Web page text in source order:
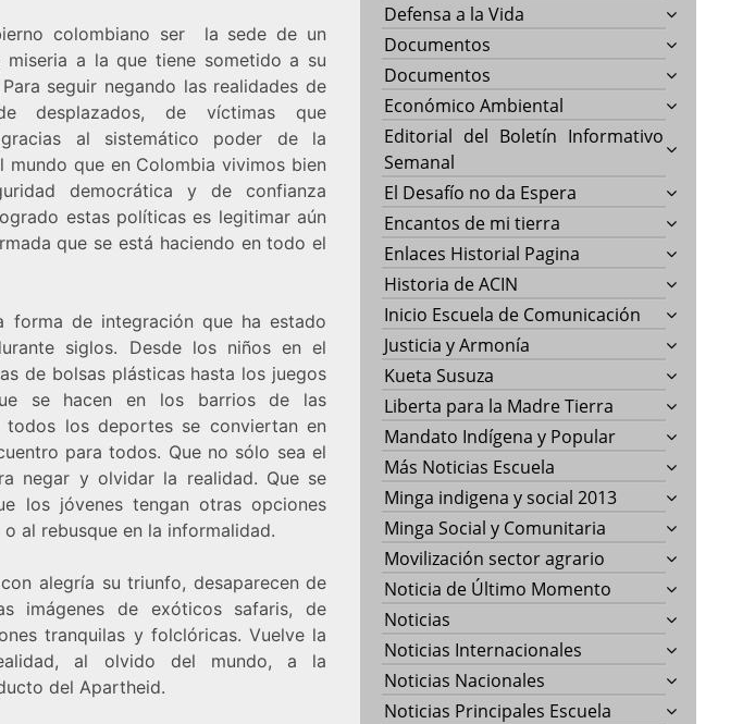
colombiano ser la sede de un
a la que tiene sometido a su
seguir negando las realidades de
desplazados, de víctimas que
al sistemático poder de la
mundo que en Colombia vivimos bien
democrática y de confianza
estas políticas es legitimar aún
que se está haciendo en todo el
forma de integración que ha estado
siglos. Desde los niños en el
de bolsas plásticas hasta los juegos
se hacen en los barrios de las
los deportes se conviertan en
para todos. Que no sólo sea el
negar y olvidar la realidad. Que se
los jóvenes tengan otras opciones
al rebusque en la informalidad.
alegría su triunfo, desaparecen de
imágenes de exóticos safaris, de
tranquilas y folclóricas. Vuelve la
al olvido del mundo, a la
del Apartheid.
Defensa a la Vida
Documentos
Documentos
Económico Ambiental
Editorial del Boletín Informativo
Semanal
El Desafío no da Espera
Encantos de mi tierra
Enlaces Historial Pagina
Historia de ACIN
Inicio Escuela de Comunicación
Justicia y Armonía
Kueta Susuza
Liberta para la Madre Tierra
Mandato Indígena y Popular
Más Noticias Escuela
Minga indigena y social 2013
Minga Social y Comunitaria
Movilización sector agrario
Noticia de Último Momento
Noticias
Noticias Internacionales
Noticias Nacionales
Noticias Principales Escuela